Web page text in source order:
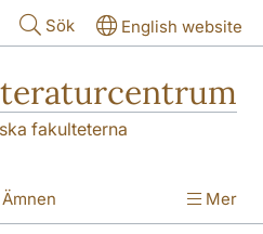
Sök English website
fakulteterna
Ämnen Mer